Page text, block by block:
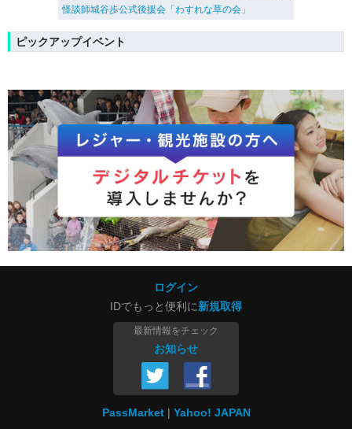
怪談師城谷歩公式後援会「わすれな草の会」
ピックアップイベント
ログイン
IDでもっと便利に新規取得
最新情報をチェック
お知らせ
PassMarket Yahoo! JAPAN